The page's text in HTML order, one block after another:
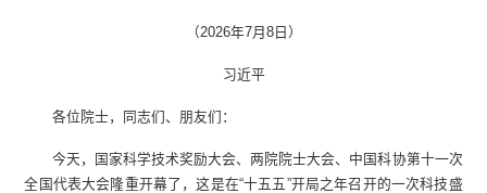
（2026年7月8日）
习近平
各位院士，同志们、朋友们：
今天，国家科学技术奖励大会、两院院士大会、中国科协第十一次
全国代表大会隆重开幕了，这是在“十五五”开局之年召开的一次科技盛